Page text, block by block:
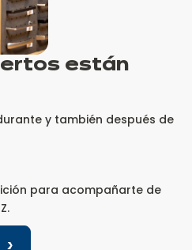
están
y también después de
para acompañarte de